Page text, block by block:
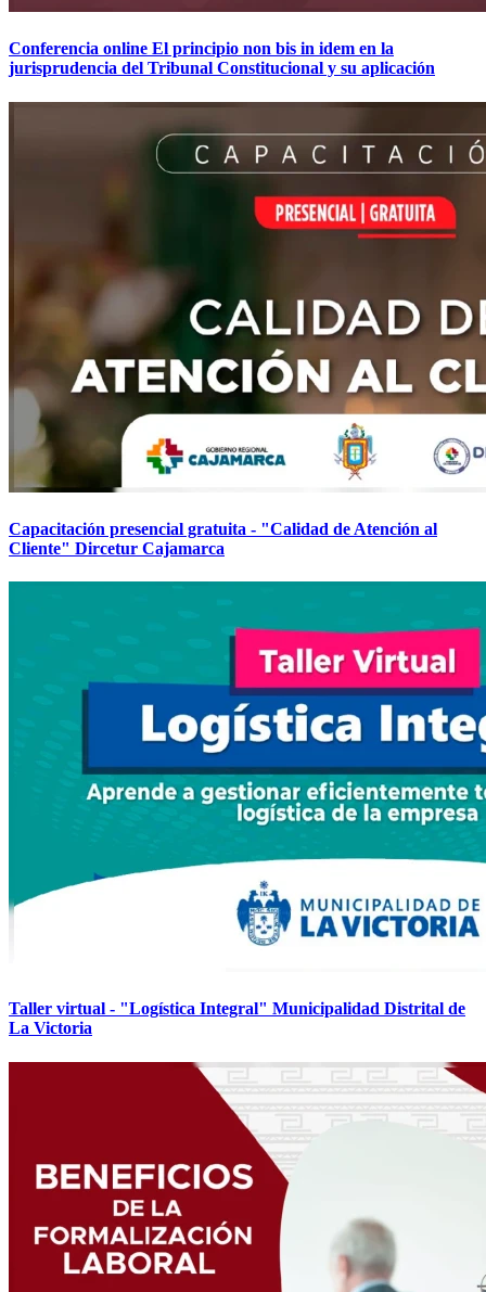
Conferencia online El principio non bis in idem en la
jurisprudencia del Tribunal Constitucional y su aplicación
Capacitación presencial gratuita - "Calidad de Atención al
Cliente" Dircetur Cajamarca
Taller virtual - "Logística Integral" Municipalidad Distrital de
La Victoria